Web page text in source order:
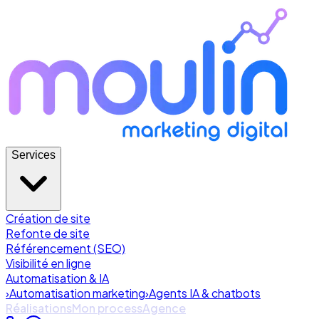
Services
Création de site
Refonte de site
Référencement (SEO)
Visibilité en ligne
Automatisation & IA
›Automatisation marketing›Agents IA & chatbots
RéalisationsMon processAgence